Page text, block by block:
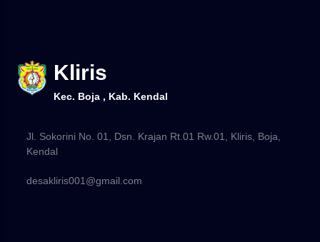
Kliris
Kec. Boja , Kab. Kendal
Jl. Sokorini No. 01, Dsn. Krajan Rt.01 Rw.01, Kliris, Boja,
Kendal
desakliris001@gmail.com